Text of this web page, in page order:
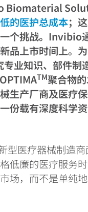
Biomaterial
的医护总成本；
个挑战。Invibio
品上市时间上。
业知识、部件制
TM聚合物
生产厂商及医疗
份载有深度科学
型医疗器械制造
低廉的医疗服务
场，而不是单纯